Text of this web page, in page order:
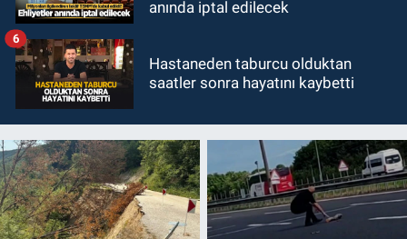
anında iptal edilecek
Hastaneden taburcu olduktan
saatler sonra hayatını kaybetti
6